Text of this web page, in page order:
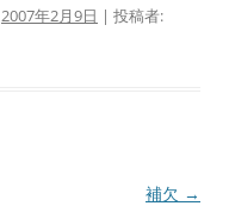
2007年2月9日 | 投稿者:
補欠 →